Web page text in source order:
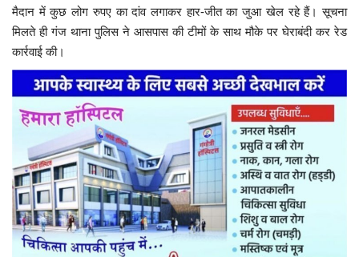
मैदान में कुछ लोग रुपए का दांव लगाकर हार-जीत का जुआ खेल रहे हैं। सूचना
मिलते ही गंज थाना पुलिस ने आसपास की टीमों के साथ मौके पर घेराबंदी कर रेड
कार्रवाई की।